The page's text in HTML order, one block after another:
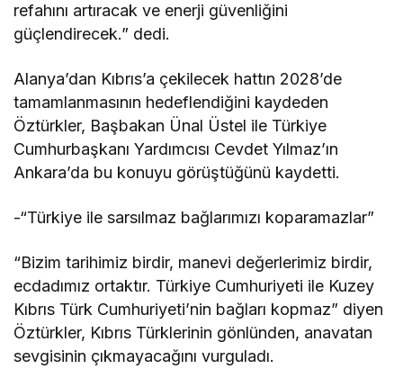
refahını artıracak ve enerji güvenliğini
güçlendirecek.” dedi.
Alanya’dan Kıbrıs’a çekilecek hattın 2028’de
tamamlanmasının hedeflendiğini kaydeden
Öztürkler, Başbakan Ünal Üstel ile Türkiye
Cumhurbaşkanı Yardımcısı Cevdet Yılmaz’ın
Ankara’da bu konuyu görüştüğünü kaydetti.
-“Türkiye ile sarsılmaz bağlarımızı koparamazlar”
“Bizim tarihimiz birdir, manevi değerlerimiz birdir,
ecdadımız ortaktır. Türkiye Cumhuriyeti ile Kuzey
Kıbrıs Türk Cumhuriyeti’nin bağları kopmaz” diyen
Öztürkler, Kıbrıs Türklerinin gönlünden, anavatan
sevgisinin çıkmayacağını vurguladı.